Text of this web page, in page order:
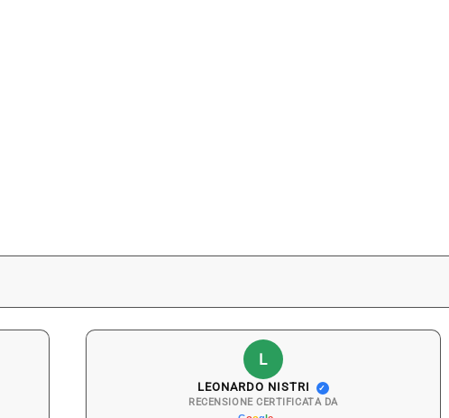
L
LEONARDO NISTRI ✓
RECENSIONE CERTIFICATA DA